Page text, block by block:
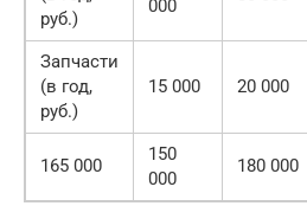
руб.)
000
Запчасти
(в год,
руб.)
15 000 20 000
165 000
150
000
180 000